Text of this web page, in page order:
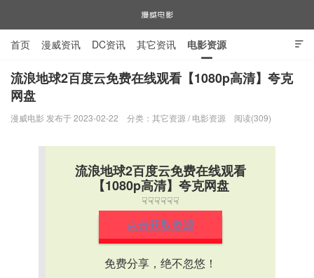
漫威电影

首页 漫威资讯 DC资讯 其它资讯 电影资源
电视剧资源 漫威图片
流浪地球2百度云免费在线观看【1080p高清】夸克
网盘
漫威电影 发布于 2023-02-22 分类： 其它资源 / 电影资源 阅读(309)
流浪地球2百度云免费在线观看
【1080p高清】夸克网盘
☟☟☟☟☟☟
点击获取资源
免费分享，绝不忽悠！